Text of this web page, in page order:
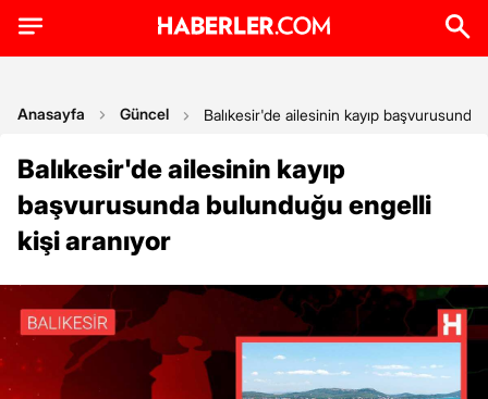
Anasayfa Güncel Balıkesir'de ailesinin kayıp
Balıkesir'de ailesinin kayıp
başvurusunda bulunduğu engelli
kişi aranıyor